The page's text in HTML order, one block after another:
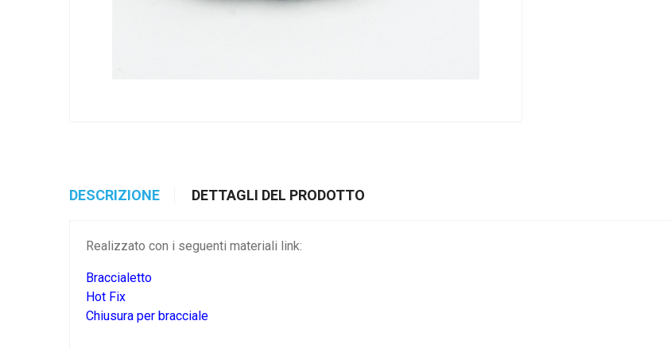
DESCRIZIONE DETTAGLI DEL PRODOTTO
Realizzato con i seguenti materiali link:
Braccialetto
Hot Fix
Chiusura per bracciale